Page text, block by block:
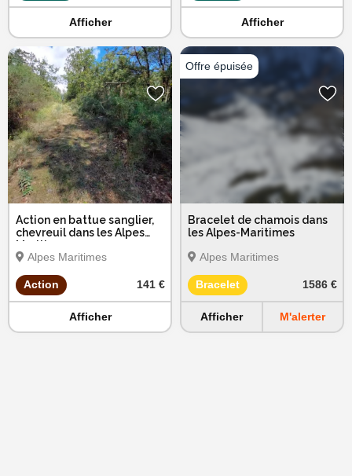
Afficher Afficher
Action en battue sanglier,
chevreuil dans les Alpes
Maritimes
Alpes Maritimes
Action 141 €
Afficher
Bracelet de chamois dans
les Alpes-Maritimes
Alpes Maritimes
Bracelet 1586 €
Afficher M'alerter